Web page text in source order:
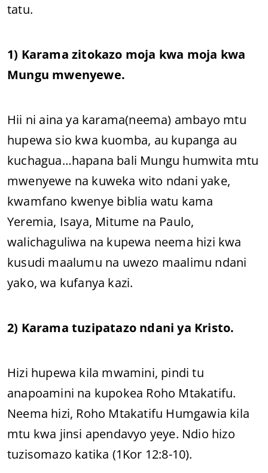
tatu.
1) Karama zitokazo moja kwa moja kwa
Mungu mwenyewe.
Hii ni aina ya karama(neema) ambayo mtu
hupewa sio kwa kuomba, au kupanga au
kuchagua…hapana bali Mungu humwita mtu
mwenyewe na kuweka wito ndani yake,
kwamfano kwenye biblia watu kama
Yeremia, Isaya, Mitume na Paulo,
walichaguliwa na kupewa neema hizi kwa
kusudi maalumu na uwezo maalimu ndani
yako, wa kufanya kazi.
2) Karama tuzipatazo ndani ya Kristo.
Hizi hupewa kila mwamini, pindi tu
anapoamini na kupokea Roho Mtakatifu.
Neema hizi, Roho Mtakatifu Humgawia kila
mtu kwa jinsi apendavyo yeye. Ndio hizo
tuzisomazo katika (1Kor 12:8-10).